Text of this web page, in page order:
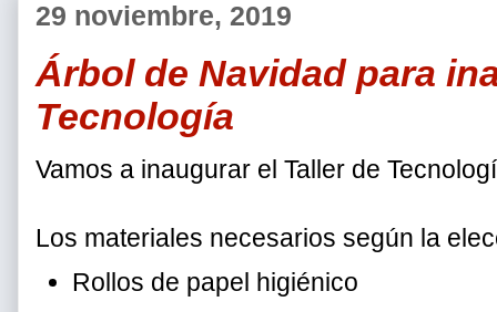
29 noviembre, 2019
Árbol de Navidad para
Tecnología
Vamos a inaugurar el Taller de
Los materiales necesarios según la
Rollos de papel higiénico